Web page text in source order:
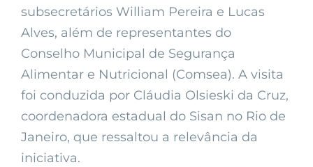
subsecretários William Pereira e Lucas
Alves, além de representantes do
Conselho Municipal de Segurança
Alimentar e Nutricional (Comsea). A visita
foi conduzida por Cláudia Olsieski da Cruz,
coordenadora estadual do Sisan no Rio de
Janeiro, que ressaltou a relevância da
iniciativa.